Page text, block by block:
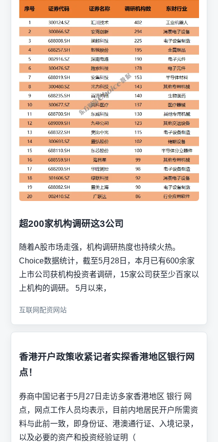
超200家机构调研这3公司
随着A股市场走强，机构调研热度也持续火热。
Choice数据统计，截至5月28日，本月已有600余家
上市公司获机构投资者调研，15家公司获至少百家以
上机构的调研。 5月以来，
互联网配资网站
香港开户政策收紧记者实探香港地区银行网
点！
券商中国记者于5月27日走访多家香港地区 银行 网
点，网点工作人员均表示，目前内地居民开户所需资
料与此前一致，即身份证、港澳通行证、入境记录，
以及必要的资产和投资经验证明（